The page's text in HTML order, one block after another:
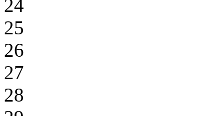
24
25
26
27
28